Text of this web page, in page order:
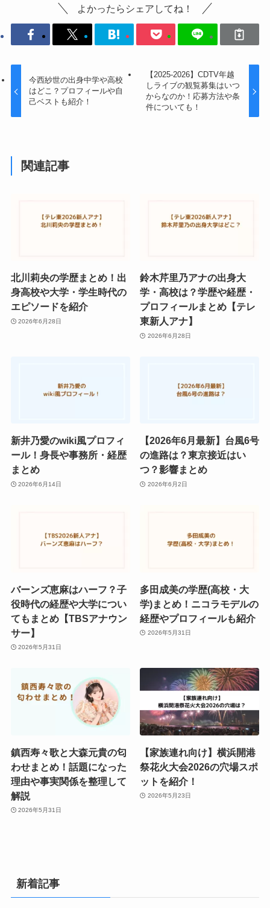
よかったらシェアしてね！
今西紗世の出身中学や高校
はどこ？プロフィールや自
己ベストも紹介！
【2025-2026】CDTV年越
しライブの観覧募集はいつ
からなのか！応募方法や条
件についても！
関連記事
北川莉央の学歴まとめ！出
身高校や大学・学生時代の
エピソードを紹介
2026年6月28日
鈴木芹里乃アナの出身大
学・高校は？学歴や経歴・
プロフィールまとめ【テレ
東新人アナ】
2026年6月28日
新井乃愛のwiki風プロフィ
ール！身長や事務所・経歴
まとめ
2026年6月14日
【2026年6月最新】台風6号
の進路は？東京接近はい
つ？影響まとめ
2026年6月2日
バーンズ恵麻はハーフ？子
役時代の経歴や大学につい
てもまとめ【TBSアナウン
サー】
2026年5月31日
多田成美の学歴(高校・大
学)まとめ！ニコラモデルの
経歴やプロフィールも紹介
2026年5月31日
鎮西寿々歌と大森元貴の匂
わせまとめ！話題になった
理由や事実関係を整理して
解説
2026年5月31日
【家族連れ向け】横浜開港
祭花火大会2026の穴場スポ
ットを紹介！
2026年5月23日
新着記事